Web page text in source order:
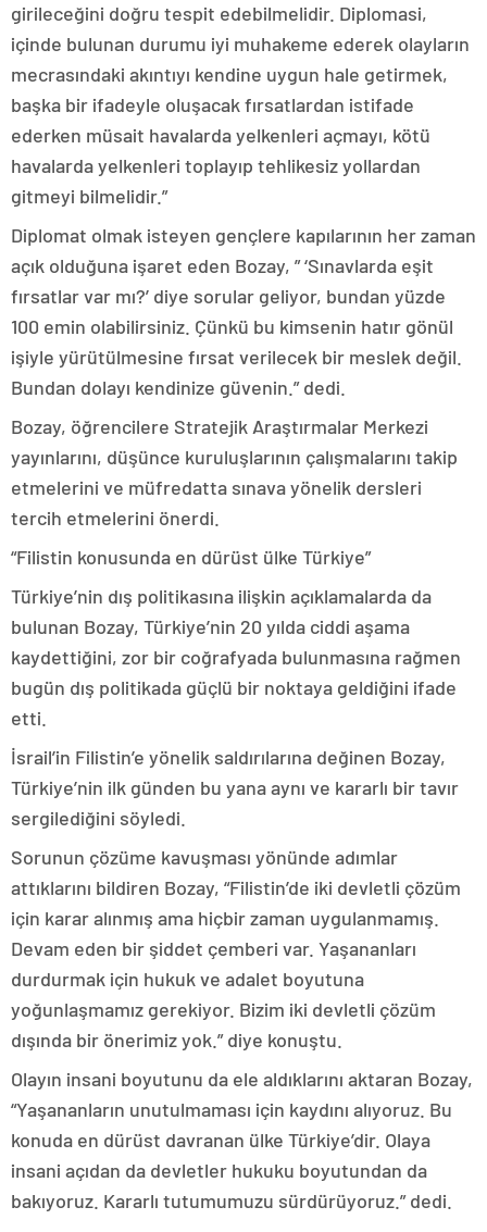
girileceğini doğru tespit edebilmelidir. Diplomasi,
içinde bulunan durumu iyi muhakeme ederek olayların
mecrasındaki akıntıyı kendine uygun hale getirmek,
başka bir ifadeyle oluşacak fırsatlardan istifade
ederken müsait havalarda yelkenleri açmayı, kötü
havalarda yelkenleri toplayıp tehlikesiz yollardan
gitmeyi bilmelidir.”
Diplomat olmak isteyen gençlere kapılarının her zaman
açık olduğuna işaret eden Bozay, ” ‘Sınavlarda eşit
fırsatlar var mı?’ diye sorular geliyor, bundan yüzde
100 emin olabilirsiniz. Çünkü bu kimsenin hatır gönül
işiyle yürütülmesine fırsat verilecek bir meslek değil.
Bundan dolayı kendinize güvenin.” dedi.
Bozay, öğrencilere Stratejik Araştırmalar Merkezi
yayınlarını, düşünce kuruluşlarının çalışmalarını takip
etmelerini ve müfredatta sınava yönelik dersleri
tercih etmelerini önerdi.
“Filistin konusunda en dürüst ülke Türkiye”
Türkiye’nin dış politikasına ilişkin açıklamalarda da
bulunan Bozay, Türkiye’nin 20 yılda ciddi aşama
kaydettiğini, zor bir coğrafyada bulunmasına rağmen
bugün dış politikada güçlü bir noktaya geldiğini ifade
etti.
İsrail’in Filistin’e yönelik saldırılarına değinen Bozay,
Türkiye’nin ilk günden bu yana aynı ve kararlı bir tavır
sergilediğini söyledi.
Sorunun çözüme kavuşması yönünde adımlar
attıklarını bildiren Bozay, “Filistin’de iki devletli çözüm
için karar alınmış ama hiçbir zaman uygulanmamış.
Devam eden bir şiddet çemberi var. Yaşananları
durdurmak için hukuk ve adalet boyutuna
yoğunlaşmamız gerekiyor. Bizim iki devletli çözüm
dışında bir önerimiz yok.” diye konuştu.
Olayın insani boyutunu da ele aldıklarını aktaran Bozay,
“Yaşananların unutulmaması için kaydını alıyoruz. Bu
konuda en dürüst davranan ülke Türkiye’dir. Olaya
insani açıdan da devletler hukuku boyutundan da
bakıyoruz. Kararlı tutumumuzu sürdürüyoruz.” dedi.